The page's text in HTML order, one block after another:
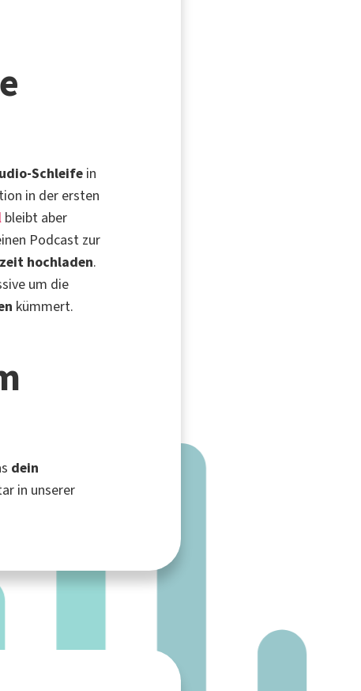
Schleife in
in der ersten
bleibt aber
Podcast zur
hochladen.
um die
kümmert.
dein
in unserer